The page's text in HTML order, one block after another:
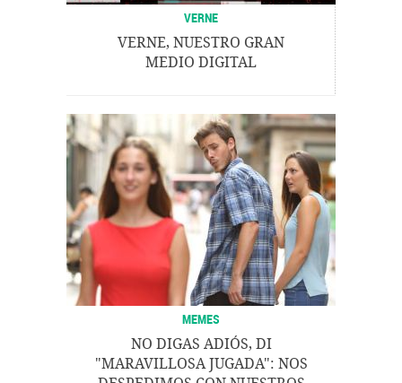
VERNE
VERNE, NUESTRO GRAN
MEDIO DIGITAL
MEMES
NO DIGAS ADIÓS, DI
"MARAVILLOSA JUGADA": NOS